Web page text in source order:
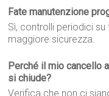
Fate manutenzione
Sì, controlli periodici
maggiore sicurezza.
Perché il mio cancello
si chiude?
Verifica che non ci